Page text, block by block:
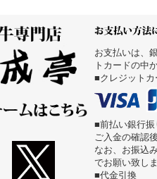
お支払いは、
トカードの中
■クレジットカ
■前払い銀行振
ご入金の確認
なお、お振込
でお願い致しま
■代金引換